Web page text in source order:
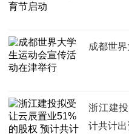
成都世
浙江建
计共计